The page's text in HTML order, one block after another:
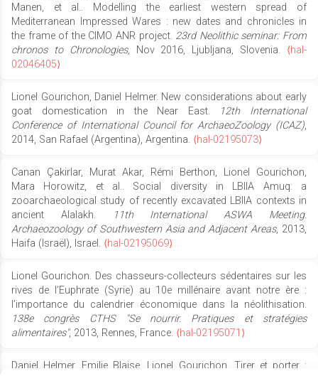
Manen, et al.. Modelling the earliest western spread of
Mediterranean Impressed Wares : new dates and chronicles in
the frame of the CIMO ANR project. 23rd Neolithic seminar: From
chronos to Chronologies, Nov 2016, Ljubljana, Slovenia. ⟨hal-
02046405⟩
Lionel Gourichon, Daniel Helmer. New considerations about early
goat domestication in the Near East.
12th International
Conference of International Council for ArchaeoZoology (ICAZ),
2014, San Rafael (Argentina), Argentina. ⟨hal-02195073⟩
Canan Çakirlar, Murat Akar, Rémi Berthon, Lionel Gourichon,
Mara Horowitz, et al.. Social diversity in LBIIA Amuq: a
zooarchaeological study of recently excavated LBIIA contexts in
ancient Alalakh.
11th International ASWA Meeting.
Archaeozoology of Southwestern Asia and Adjacent Areas, 2013,
Haifa (Israël), Israel. ⟨hal-02195069⟩
Lionel Gourichon. Des chasseurs-collecteurs sédentaires sur les
rives de l’Euphrate (Syrie) au 10e millénaire avant notre ère :
l’importance du calendrier économique dans la néolithisation.
138e congrès CTHS "Se nourrir. Pratiques et stratégies
alimentaires", 2013, Rennes, France. ⟨hal-02195071⟩
Daniel Helmer, Emilie Blaise, Lionel Gourichon. Tirer et porter :